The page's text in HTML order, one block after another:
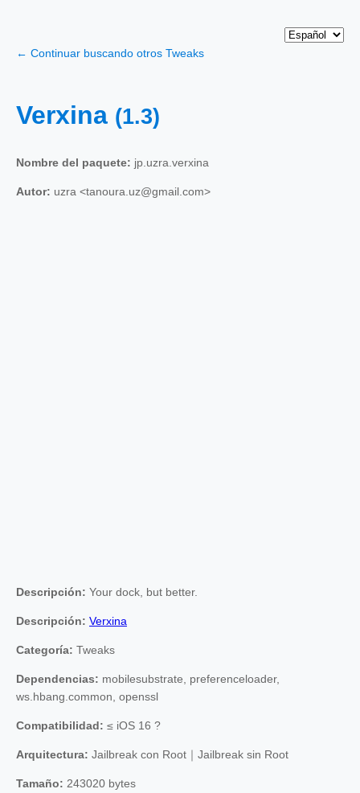
← Continuar buscando otros Tweaks
Verxina (1.3)
Nombre del paquete: jp.uzra.verxina
Autor: uzra <tanoura.uz@gmail.com>
Descripción: Your dock, but better.
Descripción: Verxina
Categoría: Tweaks
Dependencias: mobilesubstrate, preferenceloader,
ws.hbang.common, openssl
Compatibilidad: ≤ iOS 16 ?
Arquitectura: Jailbreak con Root｜Jailbreak sin Root
Tamaño: 243020 bytes